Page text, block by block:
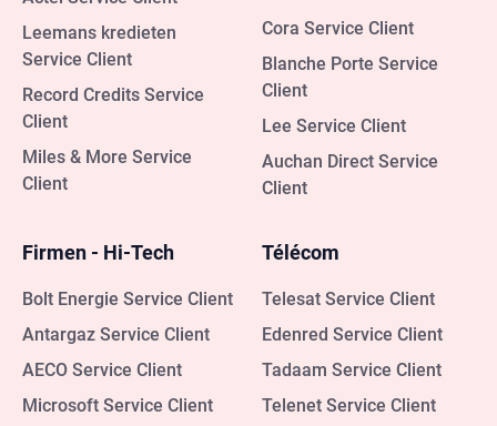
Leemans kredieten
Service Client
Record Credits Service
Client
Miles & More Service
Client
Cora Service Client
Blanche Porte Service
Client
Lee Service Client
Auchan Direct Service
Client
Firmen - Hi-Tech
Bolt Energie Service Client
Antargaz Service Client
AECO Service Client
Microsoft Service Client
Télécom
Telesat Service Client
Edenred Service Client
Tadaam Service Client
Telenet Service Client